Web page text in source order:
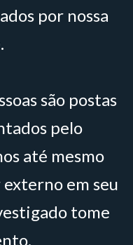
por nossa
são postas
pelo
até mesmo
em seu
tome